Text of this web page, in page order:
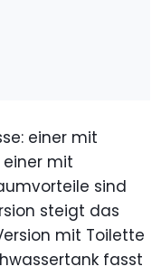
einer mit
mit
sind
steigt das
mit Toilette
fasst